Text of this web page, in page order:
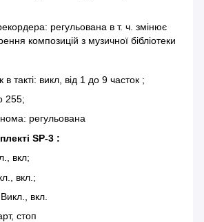
регульована в т. ч. змінює
композицій з музичної бібліотеки
в такті: викл, від 1 до 9 часток ;
255;
регульована
SP-3 :
вкл;
вкл.;
вкл.
стоп